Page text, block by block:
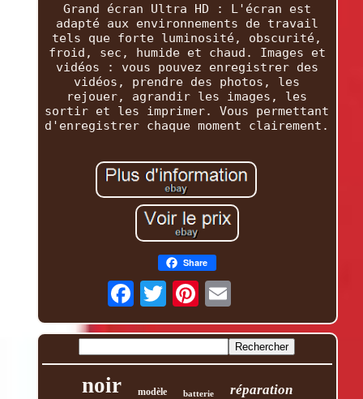
Grand écran Ultra HD : L'écran est
adapté aux environnements de travail
tels que forte luminosité, obscurité,
froid, sec, humide et chaud. Images et
vidéos : vous pouvez enregistrer des
vidéos, prendre des photos, les
rejouer, agrandir les images, les
sortir et les imprimer. Vous permettant
d'enregistrer chaque moment clairement.
Share
noir modèle batterie réparation